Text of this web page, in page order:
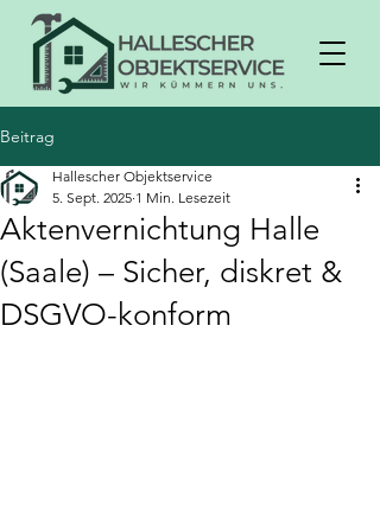
Beitrag
Aktenvernichtung Halle
(Saale) – Sicher, diskret &
DSGVO-konform
Hallescher Objektservice
5. Sept. 2025 1 Min. Lesezeit